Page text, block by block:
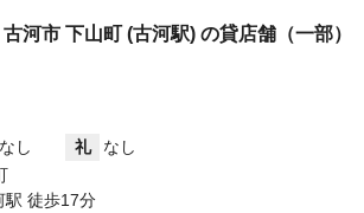
古河市 下山町 (古河駅) の貸店舗（一部）
なし 礼
なし
駅 徒歩17分